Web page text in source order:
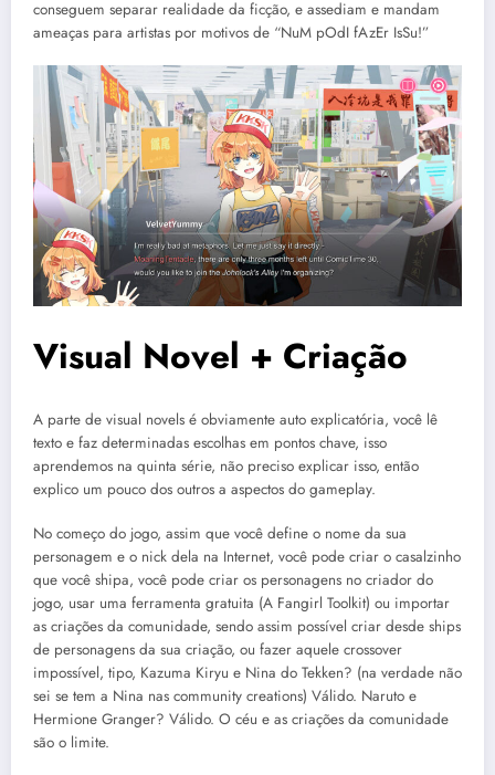
conseguem separar realidade da ficção, e assediam e mandam
ameaças para artistas por motivos de “NuM pOdI fAzEr IsSu!”
Visual Novel + Criação
A parte de visual novels é obviamente auto explicatória, você lê
texto e faz determinadas escolhas em pontos chave, isso
aprendemos na quinta série, não preciso explicar isso, então
explico um pouco dos outros a aspectos do gameplay.
No começo do jogo, assim que você define o nome da sua
personagem e o nick dela na Internet, você pode criar o casalzinho
que você shipa, você pode criar os personagens no criador do
jogo, usar uma ferramenta gratuita (A Fangirl Toolkit) ou importar
as criações da comunidade, sendo assim possível criar desde ships
de personagens da sua criação, ou fazer aquele crossover
impossível, tipo, Kazuma Kiryu e Nina do Tekken? (na verdade não
sei se tem a Nina nas community creations) Válido. Naruto e
Hermione Granger? Válido. O céu e as criações da comunidade
são o limite.